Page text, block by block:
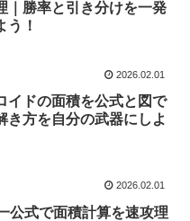
｜勝率と引き分けを一発
う！
2026.02.01
イドの面積を公式と図で
き方を自分の武器にしよ
2026.02.01
公式で面積計算を速攻理